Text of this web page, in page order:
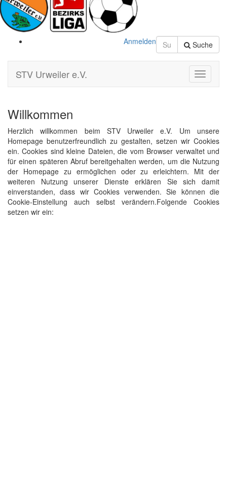
Suche
Anmelden
Toggle
STV Urweiler e.V.
Willkommen
Herzlich willkommen beim STV Urweiler e.V. Um unsere
Homepage benutzerfreundlich zu gestalten, setzen wir Cookies
ein. Cookies sind kleine Dateien, die vom Browser verwaltet und
für einen späteren Abruf bereitgehalten werden, um die Nutzung
der Homepage zu ermöglichen oder zu erleichtern. Mit der
weiteren Nutzung unserer Dienste erklären Sie sich damit
einverstanden, dass wir Cookies verwenden. Sie können die
Cookie-Einstellung auch selbst verändern.Folgende Cookies
setzen wir ein: